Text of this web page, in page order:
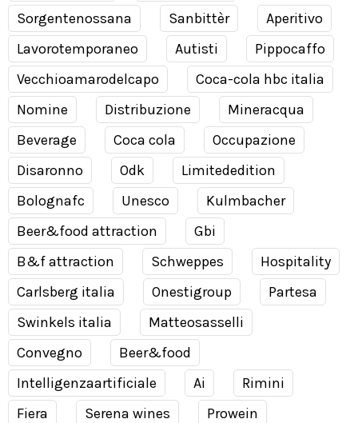
Sorgentenossana
Sanbittèr
Aperitivo
Lavorotemporaneo
Autisti
Pippocaffo
Vecchioamarodelcapo
Coca-cola hbc italia
Nomine
Distribuzione
Mineracqua
Beverage
Coca cola
Occupazione
Disaronno
Odk
Limitededition
Bolognafc
Unesco
Kulmbacher
Beer&food attraction
Gbi
B&f attraction
Schweppes
Hospitality
Carlsberg italia
Onestigroup
Partesa
Swinkels italia
Matteosasselli
Convegno
Beer&food
Intelligenzaartificiale
Ai
Rimini
Fiera
Serena wines
Prowein